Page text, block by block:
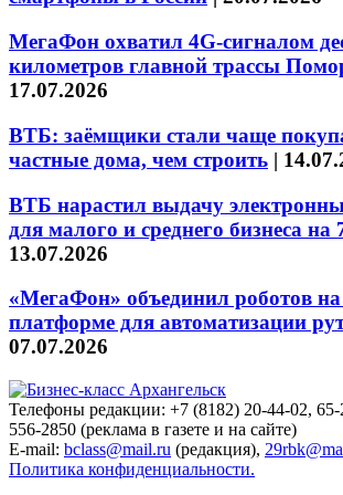
МегаФон охватил 4G-сигналом
километров главной трассы
17.07.2026
ВТБ: заёмщики стали чаще
частные дома, чем строить |
ВТБ нарастил выдачу
для малого и среднего бизнеса на
13.07.2026
«МегаФон» объединил роботов на
платформе для автоматизации
07.07.2026
Телефоны редакции: +7 (8182) 20-44-02,
556-2850 (реклама в газете и на сайте)
E-mail: bclass@mail.ru (редакция),
Политика конфиденциальности.